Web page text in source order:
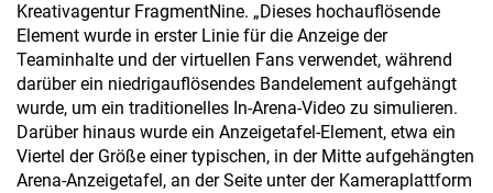
Kreativagentur FragmentNine. „Dieses hochauflösende
Element wurde in erster Linie für die Anzeige der
Teaminhalte und der virtuellen Fans verwendet, während
darüber ein niedrigauflösendes Bandelement aufgehängt
wurde, um ein traditionelles In-Arena-Video zu simulieren.
Darüber hinaus wurde ein Anzeigetafel-Element, etwa ein
Viertel der Größe einer typischen, in der Mitte aufgehängten
Arena-Anzeigetafel, an der Seite unter der Kameraplattform